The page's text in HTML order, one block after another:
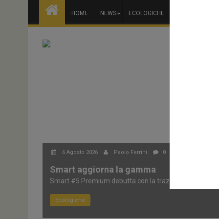
HOME NEWS ECOLOGICHE
6 Agosto 2026 Paolo Ferrini 0
Smart aggiorna la gamma
Smart #5 Premium debutta con la trazione integrale e...
Ecologiche